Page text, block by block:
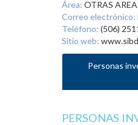
Área: OTRAS
Correo electrónico:
Teléfono: (506)
Sitio web:
Personas
PERSONAS